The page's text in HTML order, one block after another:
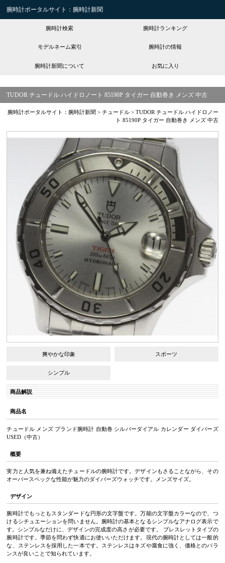
腕時計ポータルサイト：腕時計新聞
腕時計検索 腕時計ランキング
モデルネーム索引 腕時計の情報
腕時計新聞について お気に入り
TUDOR チュードル ハイドロノート 85190P タイガー 自動巻き メンズ 中古
腕時計ポータルサイト：腕時計新聞 > チュードル> TUDOR チュードル ハイドロノー
ト 85190P タイガー 自動巻き メンズ 中古
爽やかな印象 スポーツ
シンプル
商品解説
商品名
チュードル メンズ ブランド腕時計 自動巻 シルバーダイアル カレンダー ダイバーズ
USED（中古）
概要
実力と人気を兼ね備えたチュードルの腕時計です。デザインもさることながら、その
オーバースペックな性能が魅力のダイバーズウォッチです。メンズサイズ。
デザイン
腕時計でもっともスタンダードな円形の文字盤です。万能の文字盤カラーなので、つ
けるシチュエーションを問いません。腕時計の基本となるシンプルなアナログ表示で
す。シンプルなだけに、デザインの完成度の高さが必要です。 ブレスレットタイプの
腕時計です。季節を問わず快適にお使いいただけます。現代の腕時計としては一般的
な、ステンレスを採用した一本です。ステンレスはキズや腐食に強く、価格とのバラ
ンスが良いことで知られています。